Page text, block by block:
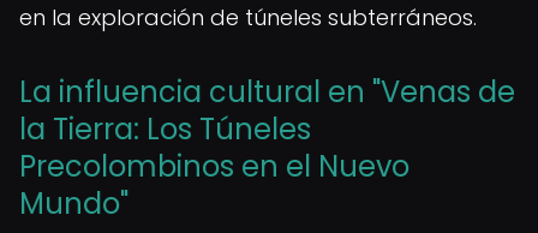
en la exploración de túneles subterráneos.
La influencia cultural en "Venas de
la Tierra: Los Túneles
Precolombinos en el Nuevo
Mundo"